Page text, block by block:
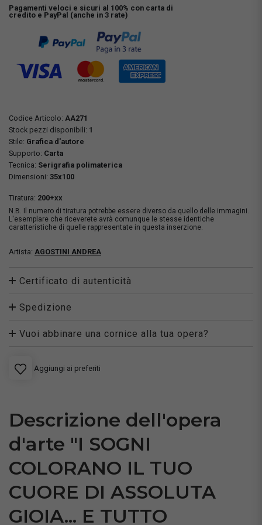
Pagamenti veloci e sicuri al 100% con carta di
credito e PayPal (anche in 3 rate)
Codice Articolo: AA271
Stock pezzi disponibili: 1
Stile: Grafica d'autore
Supporto: Carta
Tecnica: Serigrafia polimaterica
Dimensioni: 35x100
Tiratura: 200+xx
N.B. Il numero di tiratura potrebbe essere diverso da quello delle immagini.
L'esemplare che riceverete avrà comunque le stesse identiche
caratteristiche di quelle rappresentate in questa inserzione.
Artista: AGOSTINI ANDREA
Certificato di autenticità
Spedizione
Vuoi abbinare una cornice alla tua opera?
Aggiungi ai preferiti
Descrizione dell'opera
d'arte "I SOGNI
COLORANO IL TUO
CUORE DI ASSOLUTA
GIOIA... E TUTTO